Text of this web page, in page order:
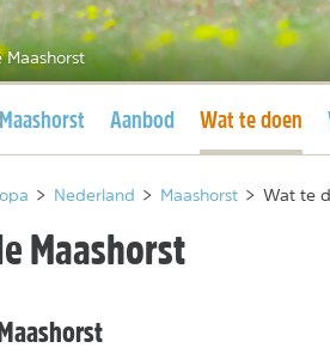
Maashorst
pagina Aanbod Huidige pagina
Wat te doen
> Nederland > Maashorst > Wat te
Maashorst